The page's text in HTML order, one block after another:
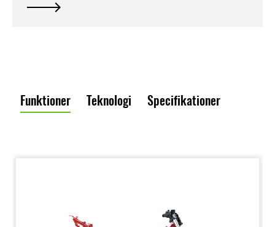
Funktioner Teknologi Specifikationer